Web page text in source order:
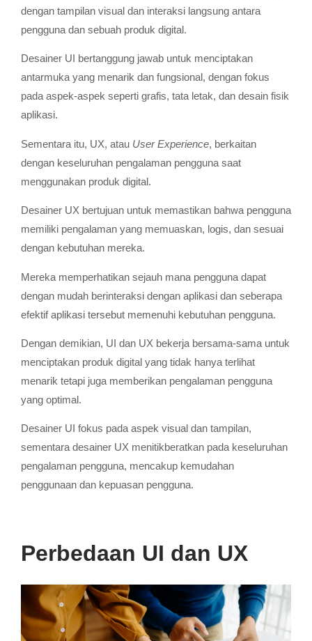
dengan tampilan visual dan interaksi langsung antara
pengguna dan sebuah produk digital.
Desainer UI bertanggung jawab untuk menciptakan
antarmuka yang menarik dan fungsional, dengan fokus
pada aspek-aspek seperti grafis, tata letak, dan desain fisik
aplikasi.
Sementara itu, UX, atau User Experience, berkaitan
dengan keseluruhan pengalaman pengguna saat
menggunakan produk digital.
Desainer UX bertujuan untuk memastikan bahwa pengguna
memiliki pengalaman yang memuaskan, logis, dan sesuai
dengan kebutuhan mereka.
Mereka memperhatikan sejauh mana pengguna dapat
dengan mudah berinteraksi dengan aplikasi dan seberapa
efektif aplikasi tersebut memenuhi kebutuhan pengguna.
Dengan demikian, UI dan UX bekerja bersama-sama untuk
menciptakan produk digital yang tidak hanya terlihat
menarik tetapi juga memberikan pengalaman pengguna
yang optimal.
Desainer UI fokus pada aspek visual dan tampilan,
sementara desainer UX menitikberatkan pada keseluruhan
pengalaman pengguna, mencakup kemudahan
penggunaan dan kepuasan pengguna.
Perbedaan UI dan UX